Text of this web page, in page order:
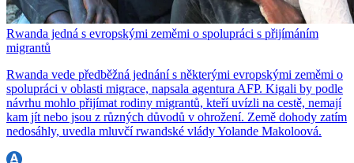
Rwanda jedná s evropskými zeměmi o spolupráci s přijímáním
migrantů
Rwanda vede předběžná jednání s některými evropskými zeměmi o
spolupráci v oblasti migrace, napsala agentura AFP. Kigali by podle
návrhu mohlo přijímat rodiny migrantů, kteří uvízli na cestě, nemají
kam jít nebo jsou z různých důvodů v ohrožení. Země dohody zatím
nedosáhly, uvedla mluvčí rwandské vlády Yolande Makoloová.